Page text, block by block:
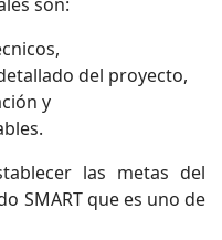
del proyecto,
y
las metas del
SMART que es uno de